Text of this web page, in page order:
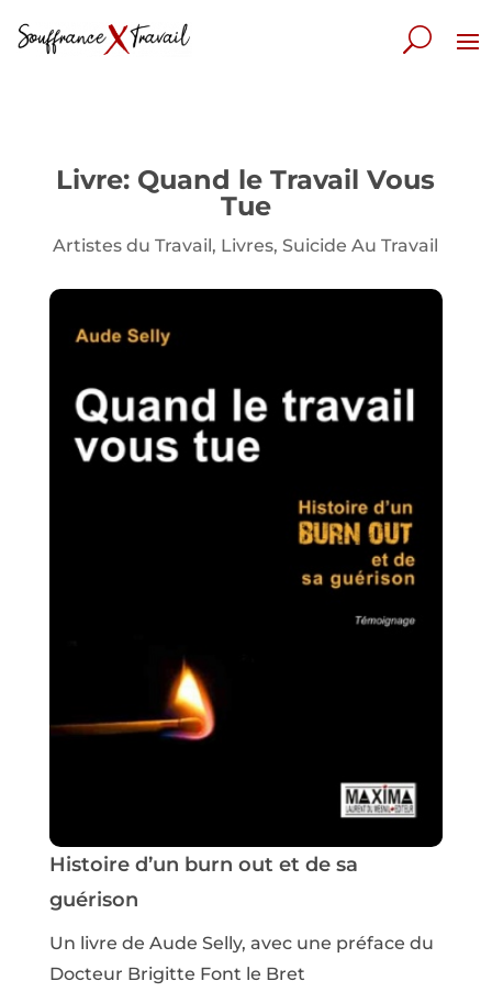
Livre: Quand le Travail Vous
Tue
Artistes du Travail, Livres,Suicide Au Travail
Histoire d’un burn out et de sa
guérison
Un livre de Aude Selly, avec une préface du
Docteur Brigitte Font le Bret